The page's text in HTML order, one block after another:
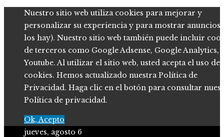
Nuestro sitio web utiliza cookies para mejorar y
personalizar su experiencia y para mostrar anuncios
los hay). Nuestro sitio web también puede incluir
de terceros como Google Adsense, Google Analytics,
Youtube. Al utilizar el sitio web, usted acepta el uso de
cookies. Hemos actualizado nuestra Política de
Privacidad. Haga clic en el botón para consultar
Política de privacidad.
Ok, Acepto
jueves, agosto 6